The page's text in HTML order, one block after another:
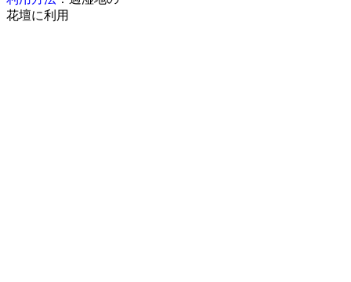
花壇に利用